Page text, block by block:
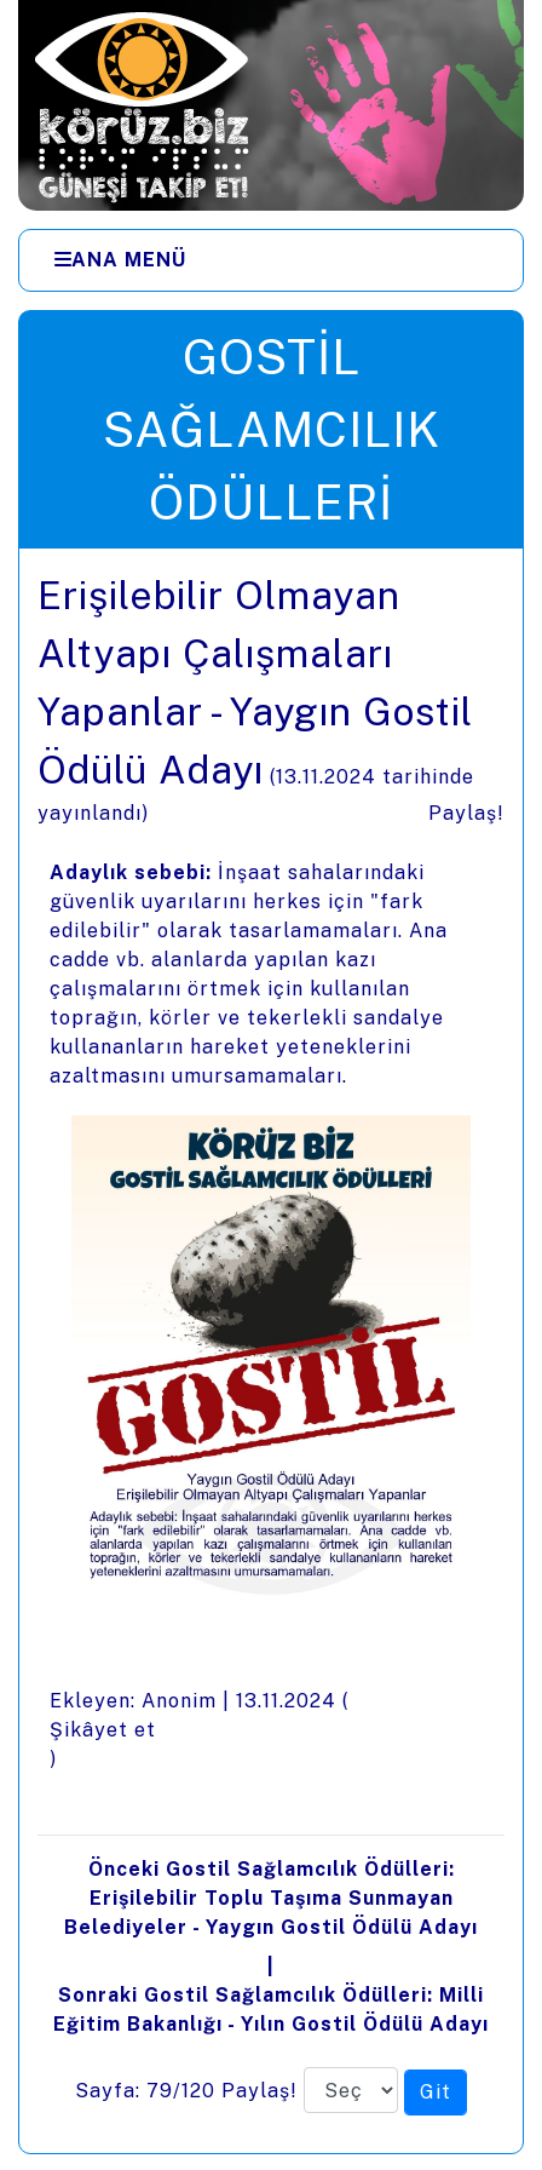
Ana içeriğe zıpla
ANA MENÜ
GOSTIL
SAĞLAMCILIK
ÖDÜLLERI
Erişilebilir Olmayan
Altyapı Çalışmaları
Yapanlar - Yaygın Gostil
Ödülü Adayı (13.11.2024 tarihinde
yayınlandı)
Paylaş!
Adaylık sebebi: İnşaat sahalarındaki
güvenlik uyarılarını herkes için "fark
edilebilir" olarak tasarlamamaları. Ana
cadde vb. alanlarda yapılan kazı
çalışmalarını örtmek için kullanılan
toprağın, körler ve tekerlekli sandalye
kullananların hareket yeteneklerini
azaltmasını umursamamaları.
Ekleyen: Anonim | 13.11.2024 (
Şikâyet et
)
Önceki Gostil Sağlamcılık Ödülleri:
Erişilebilir Toplu Taşıma Sunmayan
Belediyeler - Yaygın Gostil Ödülü Adayı
Sonraki Gostil Sağlamcılık Ödülleri: Milli
Eğitim Bakanlığı - Yılın Gostil Ödülü Adayı
Sayfa: 79/120 Paylaş!
Menüye zıpla